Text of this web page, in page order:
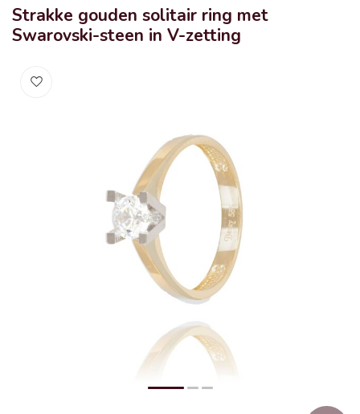
Strakke gouden solitair ring met
Swarovski-steen in V-zetting